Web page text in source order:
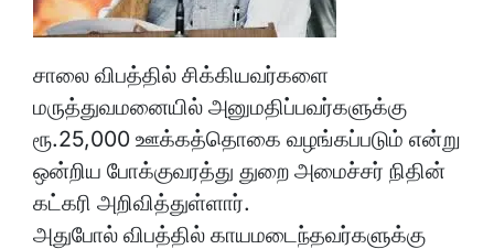
சாலை விபத்தில் சிக்கியவர்களை
மருத்துவமனையில் அனுமதிப்பவர்களுக்கு
ரூ.25,000 ஊக்கத்தொகை வழங்கப்படும் என்று
ஒன்றிய போக்குவரத்து துறை அமைச்சர் நிதின்
கட்கரி அறிவித்துள்ளார்.
அதுபோல் விபத்தில் காயமடைந்தவர்களுக்கு